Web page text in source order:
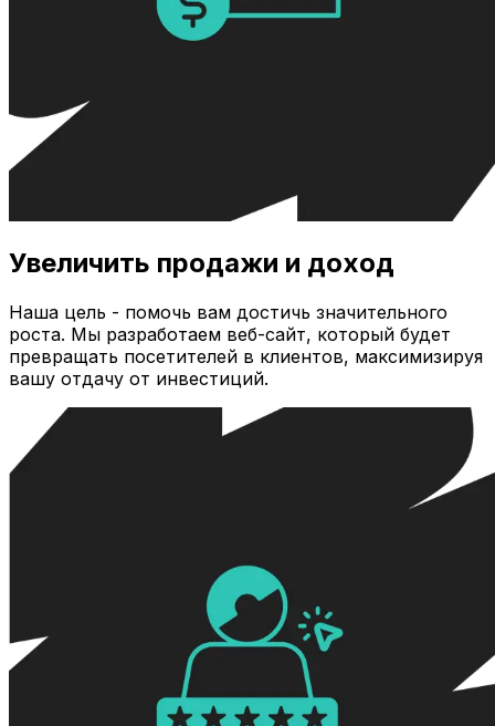
Увеличить продажи и доход
Наша цель - помочь вам достичь значительного
роста. Мы разработаем веб-сайт, который будет
превращать посетителей в клиентов, максимизируя
вашу отдачу от инвестиций.